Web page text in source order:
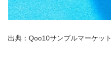
出典：Qoo10サンプルマーケット